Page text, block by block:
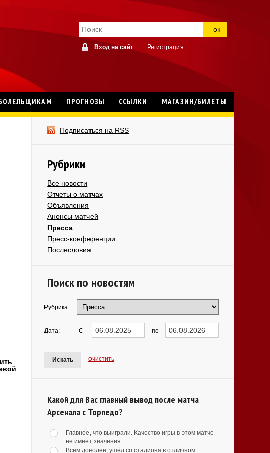
ок
Вход на сайт Регистрация
ПРОГНОЗЫ ССЫЛКИ МАГАЗИН/БИЛЕТЫ
Подписаться на RSS
Рубрики
Все новости
Отчеты о матчах
Объявления
Анонсы матчей
Пресса
Пресс-конференции
Послесловия
Поиск по новостям
Рубрика:
Дата: С по
Искать очистить
Какой для Вас главный вывод после матча
Арсенала с Торпедо?
Главное, что выиграли. Качество игры в этом матче
не имеет значения
Всем доволен, ушёл со стадиона в отличном